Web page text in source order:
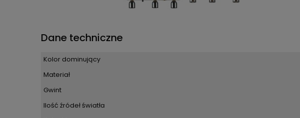
Dane techniczne
Kolor dominujący
Materiał
Gwint
Ilość źródeł światła